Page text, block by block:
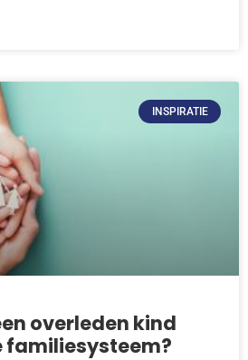
INSPIRATIE
overleden kind
familiesysteem?